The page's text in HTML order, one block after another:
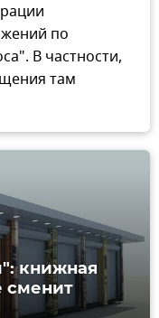
по
В частности,
там
книжная
сменит